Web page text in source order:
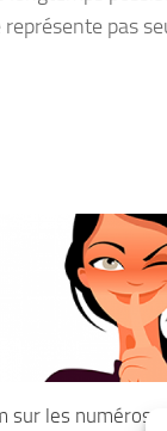
pas
sur les numéros